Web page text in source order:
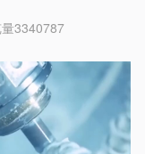
3340787